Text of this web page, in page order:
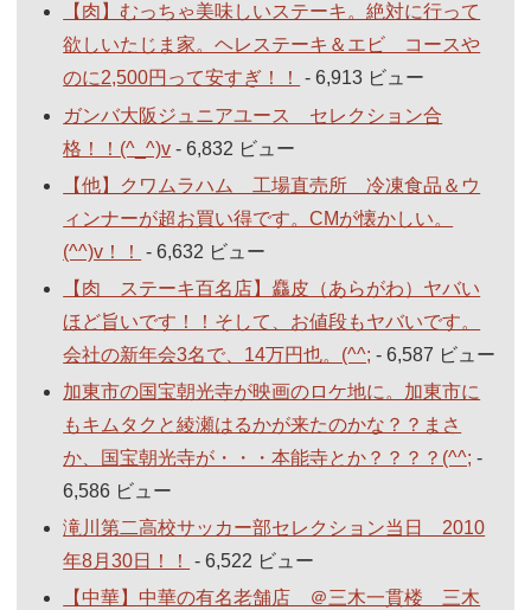
【肉】むっちゃ美味しいステーキ。絶対に行って
欲しいたじま家。ヘレステーキ＆エビ コースや
のに2,500円って安すぎ！！
- 6,913 ビュー
ガンバ大阪ジュニアユース セレクション合
格！！(^_^)v - 6,832 ビュー
【他】クワムラハム 工場直売所 冷凍食品＆ウ
ィンナーが超お買い得です。CMが懐かしい。
(^^)v！！
- 6,632 ビュー
【肉 ステーキ百名店】麤皮（あらがわ）ヤバい
ほど旨いです！！そして、お値段もヤバいです。
会社の新年会3名で、14万円也。(^^; - 6,587 ビュー
加東市の国宝朝光寺が映画のロケ地に。加東市に
もキムタクと綾瀬はるかが来たのかな？？まさ
か、国宝朝光寺が・・・本能寺とか？？？？(^^; -
6,586 ビュー
滝川第二高校サッカー部セレクション当日 2010
年8月30日！！
- 6,522 ビュー
【中華】中華の有名老舗店 ＠三木一貫楼 三木